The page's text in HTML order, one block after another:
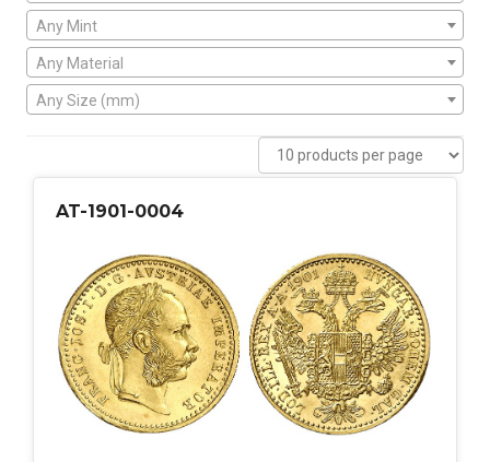
Any Mint
Any Material
Any Size (mm)
AT-1901-0004